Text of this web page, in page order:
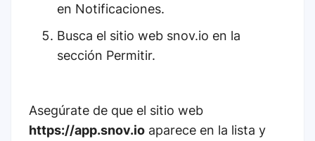
en Notificaciones.
Busca el sitio web snov.io en la
sección Permitir.
Asegúrate de que el sitio web
https://app.snov.io aparece en la lista y